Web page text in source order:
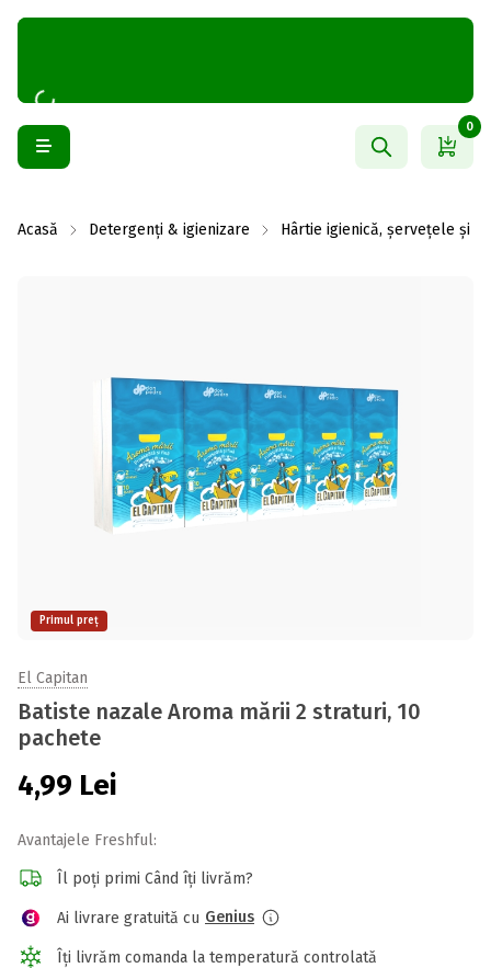
0
Acasă Detergenți & igienizare Hârtie igienică, șervețele și
Primul preț
El Capitan
Batiste nazale Aroma mării 2 straturi, 10
pachete
4,99 Lei
Avantajele Freshful:
Îl poți primi Când îți livrăm?
Ai livrare gratuită cu Genius
Îți livrăm comanda la temperatură controlată